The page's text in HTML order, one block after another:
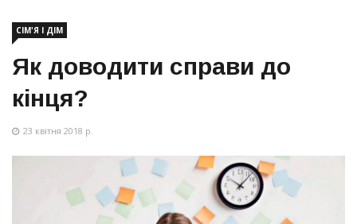
СІМ'Я І ДІМ
Як доводити справи до
кінця?
23 квітня 2018 р.